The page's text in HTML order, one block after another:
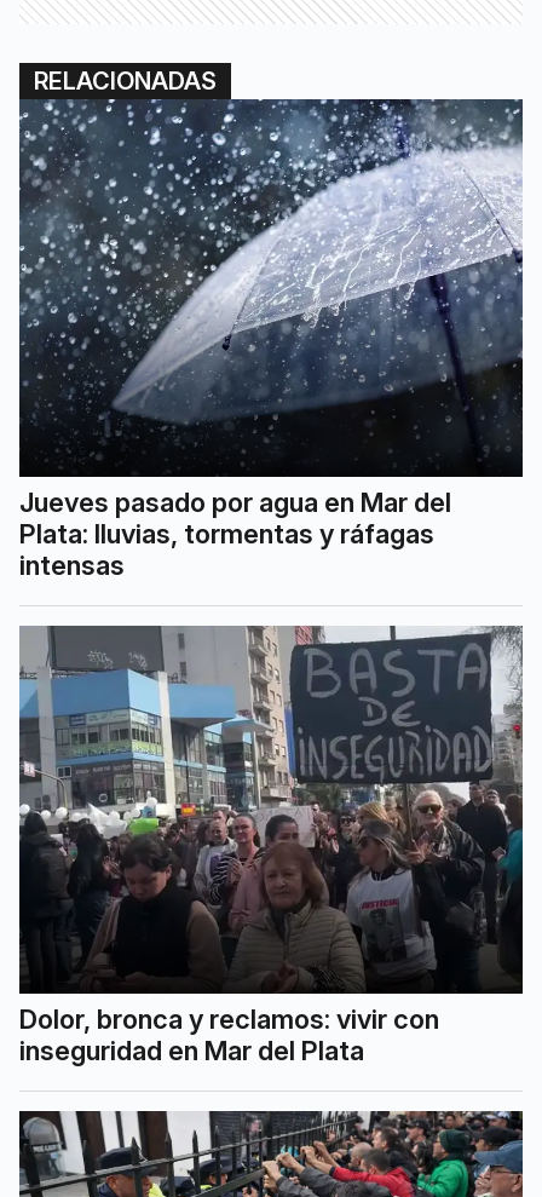
RELACIONADAS
Jueves pasado por agua en Mar del
Plata: lluvias, tormentas y ráfagas
intensas
Dolor, bronca y reclamos: vivir con
inseguridad en Mar del Plata